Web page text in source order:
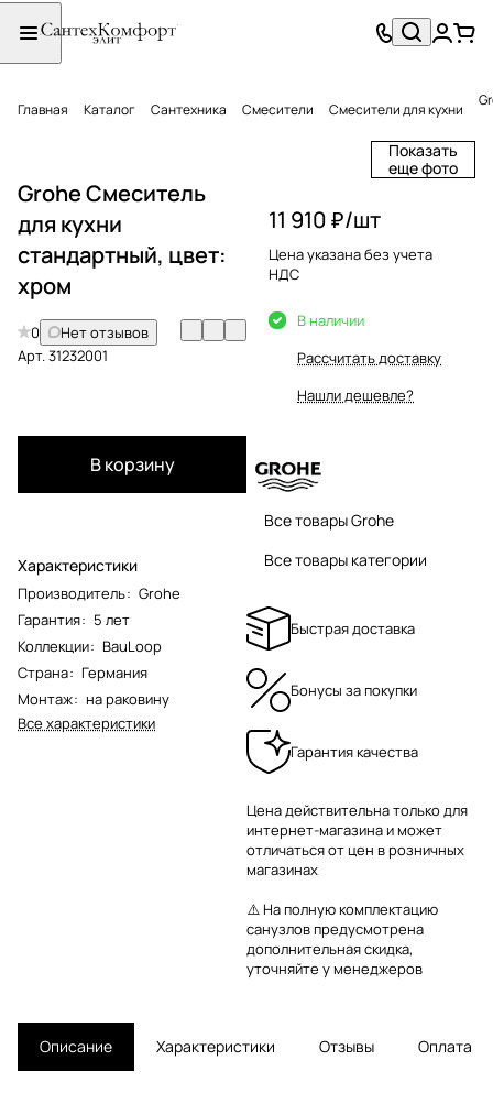
Главная Каталог Сантехника Смесители Смесители для кухни
Показать
еще фото
Grohe Смеситель
для кухни
стандартный, цвет:
хром
0
Нет отзывов
Арт.31232001
В корзину
Характеристики
Производитель: Grohe
Гарантия: 5 лет
Коллекции: BauLoop
Страна: Германия
Монтаж: на раковину
Все характеристики
11 910 ₽/шт
Цена указана без учета
НДС
В наличии
Рассчитать доставку
Нашли дешевле?
Все товары Grohe
Все товары категории
Быстрая доставка
Бонусы за покупки
Гарантия качества
Цена действительна только для
интернет-магазина и может
отличаться от цен в розничных
магазинах
⚠️ На полную комплектацию
санузлов предусмотрена
дополнительная скидка,
уточняйте у менеджеров
Описание Характеристики Отзывы Оплата